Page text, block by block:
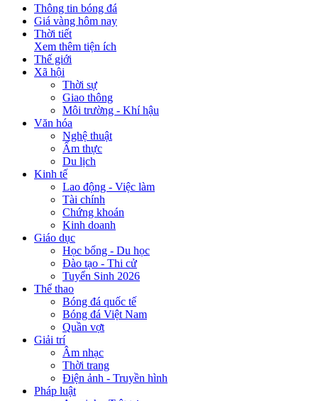
Thông tin bóng đá
Giá vàng hôm nay
Thời tiết
Xem thêm tiện ích
Thế giới
Xã hội
Thời sự
Giao thông
Môi trường - Khí hậu
Văn hóa
Nghệ thuật
Ẩm thực
Du lịch
Kinh tế
Lao động - Việc làm
Tài chính
Chứng khoán
Kinh doanh
Giáo dục
Học bổng - Du học
Đào tạo - Thi cử
Tuyển Sinh 2026
Thể thao
Bóng đá quốc tế
Bóng đá Việt Nam
Quần vợt
Giải trí
Âm nhạc
Thời trang
Điện ảnh - Truyền hình
Pháp luật